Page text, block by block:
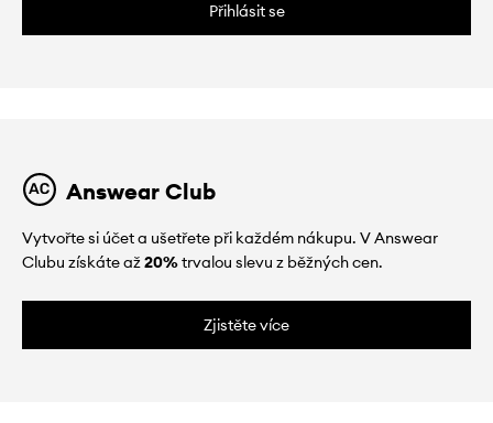
Přihlásit se
Answear Club
Vytvořte si účet a ušetřete při každém nákupu. V Answear
Clubu získáte až20%trvalou slevu z běžných cen.
Zjistěte více